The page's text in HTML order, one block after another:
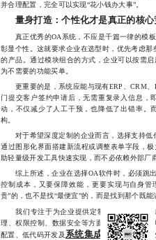
并合理配置，完全可以实现“花小钱办大事”。
量身打造：个性化才是真正的核
真正优秀的OA系统，不应是千篇一律的模
彰显个性。这就要求企业在选型时，优先考虑
的产品。通过模块组合的方式，企业可以按需
为不需要的功能买单。
更重要的是，系统应能与现有ERP、CRM、
门提交客户签约申请后，无需重复录入信息，
动，不仅减少了人工干预，也降低了出错率。
构。
对于希望深度定制的企业而言，选择支持低
通过图形化界面搭建新流程或调整表单字段，
助轻量级开发工具快速实现，而不必依赖外部厂
综上所述，企业在选择OA软件时，必须跳
控制成本，又要保障效能，更要实现与自身
贵”的，也不是找“最便宜”的，而是找到那个既
我们专注于为企业提供定制化的OA软件解
理、权限控制、数据安全等方面的真实痛点，
配置、低代码开发及 系统集成服务，帮助企